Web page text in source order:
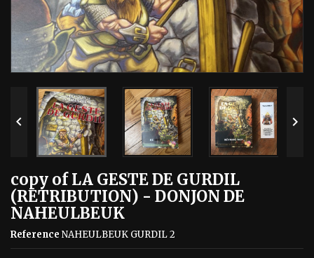
 
copy of LA GESTE DE GURDIL
(RETRIBUTION) - DONJON DE
NAHEULBEUK
Reference NAHEULBEUK GURDIL 2